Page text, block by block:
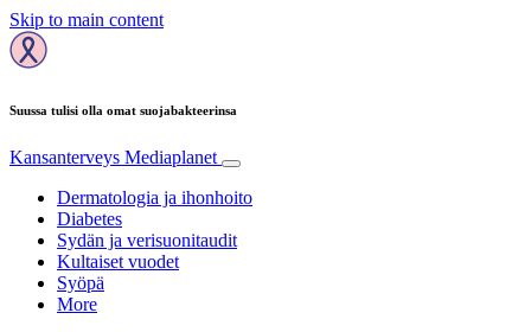
Skip to main content
Suussa tulisi olla omat suojabakteerinsa
Kansanterveys Mediaplanet
Dermatologia ja ihonhoito
Diabetes
Sydän ja verisuonitaudit
Kultaiset vuodet
Syöpä
More